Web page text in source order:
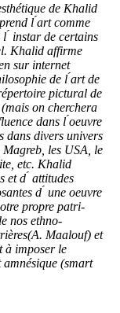
de Khalid
l ́art comme
instar de certains
Khalid affirme
sur internet
de l ́art de
pictural de
on cherchera
dans l ́oeuvre
dans divers univers
les USA, le
etc. Khalid
et d ́ attitudes
d ́ une oeuvre
propre patri-
nos ethno-
Maalouf) et
à imposer le
(smart